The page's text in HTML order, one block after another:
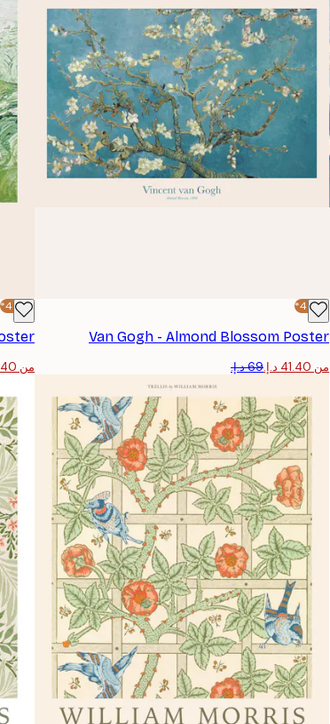
-40%*
Van Gogh - Almond Blossom Poster
من ‏41.40 د.إ.‏
-40%*
من ‏41.40 د.إ.‏